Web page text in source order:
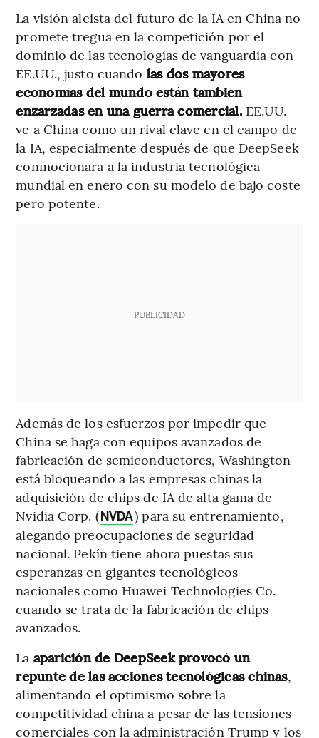
La visión alcista del futuro de la IA en China no
promete tregua en la competición por el
dominio de las tecnologías de vanguardia con
EE.UU., justo cuando las dos mayores
economías del mundo están también
enzarzadas en una guerra comercial.EE.UU.
ve a China como un rival clave en el campo de
la IA, especialmente después de que DeepSeek
conmocionara a la industria tecnológica
mundial en enero con su modelo de bajo coste
pero potente.
PUBLICIDAD
Además de los esfuerzos por impedir que
China se haga con equipos avanzados de
fabricación de semiconductores, Washington
está bloqueando a las empresas chinas la
adquisición de chips de IA de alta gama de
Nvidia Corp. (NVDA) para su entrenamiento,
alegando preocupaciones de seguridad
nacional. Pekín tiene ahora puestas sus
esperanzas en gigantes tecnológicos
nacionales como Huawei Technologies Co.
cuando se trata de la fabricación de chips
avanzados.
La aparición de DeepSeek provocó un
repunte de las acciones tecnológicas chinas,
alimentando el optimismo sobre la
competitividad china a pesar de las tensiones
comerciales con la administración Trump y los